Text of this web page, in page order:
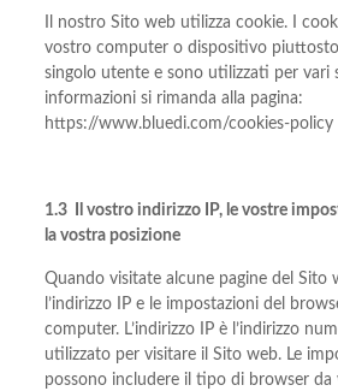
Il nostro Sito web utilizza cookie. I
vostro computer o dispositivo
singolo utente e sono utilizzati per vari
informazioni si rimanda alla pagina:
https://www.bluedi.com/cookies-policy
1.3 Il vostro indirizzo IP, le vostre
la vostra posizione
Quando visitate alcune pagine del Sito
l’indirizzo IP e le impostazioni del
computer. L’indirizzo IP è l’indirizzo
utilizzato per visitare il Sito web. Le
possono includere il tipo di browser da